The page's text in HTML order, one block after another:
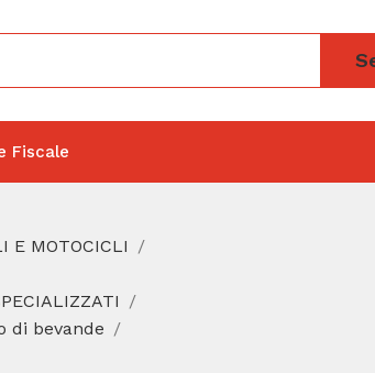
Fiscale
E MOTOCICLI
di bevande